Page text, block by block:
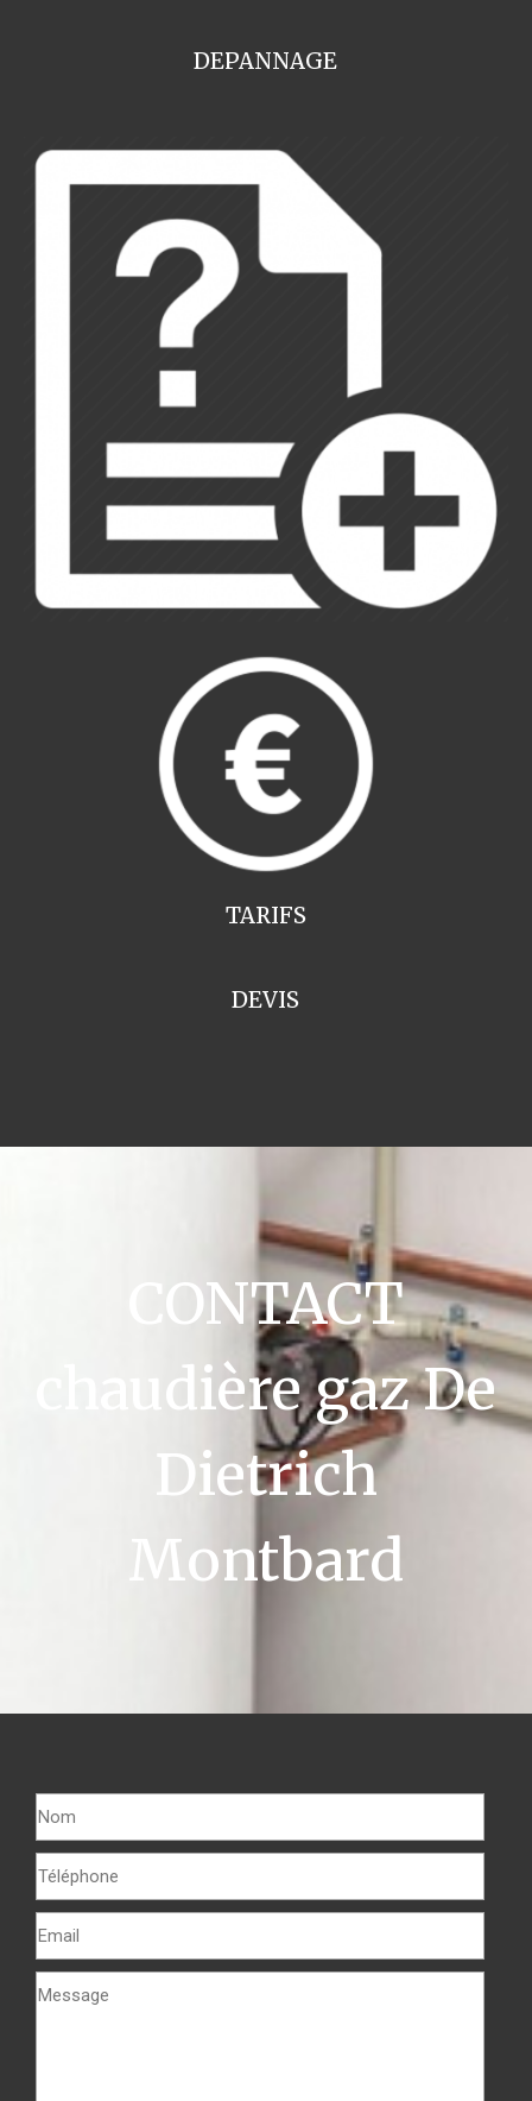
DEPANNAGE
TARIFS
DEVIS
CONTACT
chaudière gaz De
Dietrich
Montbard